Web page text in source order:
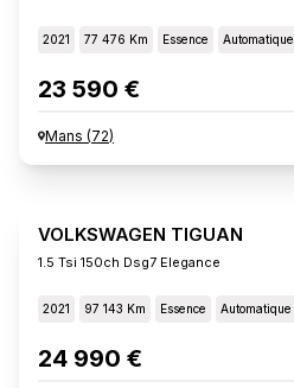
2021 77 476 Km Essence Automatique
23 590 €
Mans (72)
VOLKSWAGEN TIGUAN
1.5 Tsi 150ch Dsg7 Elegance
2021 97 143 Km Essence Automatique
24 990 €